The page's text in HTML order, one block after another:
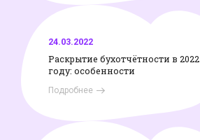
24.03.2022
Раскрытие бухотчётности в 2022
году: особенности
Подробнее